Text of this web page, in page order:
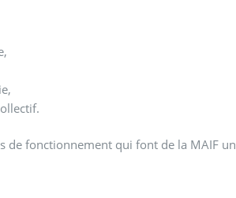
de fonctionnement qui font de la MAIF